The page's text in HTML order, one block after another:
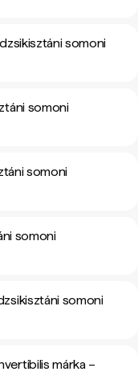
somoni
somoni
somoni
somoni
somoni
márka –